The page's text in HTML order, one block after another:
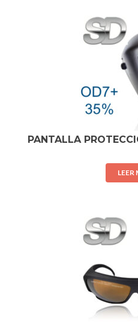
PANTALLA
LEER